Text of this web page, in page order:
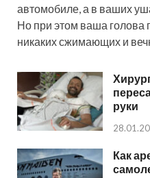
автомобиле, а в ваших
Но при этом ваша голова
никаких сжимающих и
руки
Как